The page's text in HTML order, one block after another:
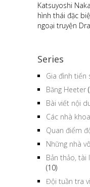
Katsuyoshi
hình thái đặc
ngoại truyện
Series
Gia đình tiến
Băng Heeter
Bài viết nội
Các nhà
Quan điểm
Những nhà
Bản thảo, tài
(10)
Đội tuần tra